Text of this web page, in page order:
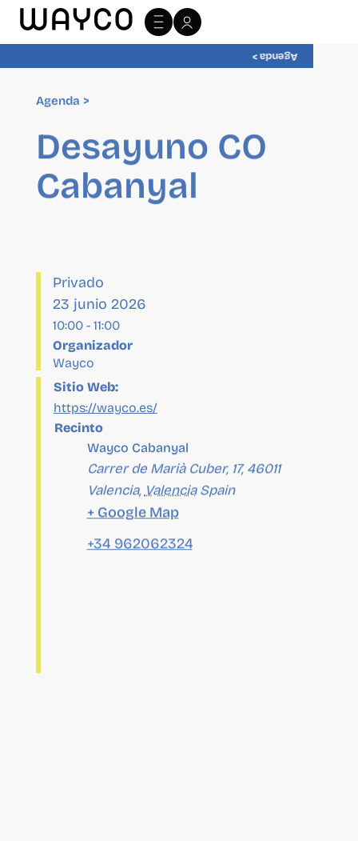
Agenda >
Desayuno CO
Cabanyal
Organizador
Wayco
Sitio Web:
https://wayco.es/
Recinto
Wayco Cabanyal
Carrer de Marià Cuber, 17, 46011
Valencia
+ Google Map
+34 962062324
Agenda >